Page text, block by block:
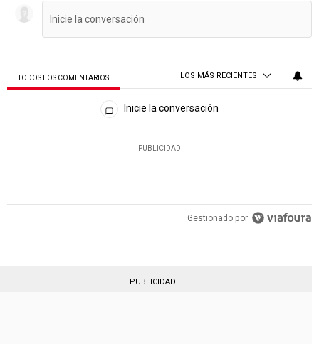
TODOS LOS COMENTARIOS LOS MÁS RECIENTES
Todos los comentarios
Inicie la conversación
PUBLICIDAD
Gestionado por
PUBLICIDAD